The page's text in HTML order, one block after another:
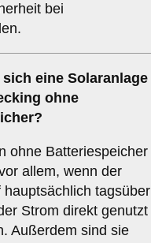
bei
eine Solaranlage
ohne
?
ohne Batteriespeicher
allem, wenn der
hauptsächlich tagsüber
Strom direkt genutzt
Außerdem sind sie